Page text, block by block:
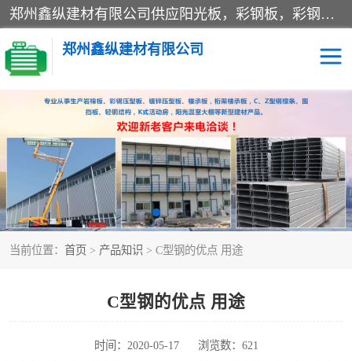
郑州鑫纵建材有限公司供应阳光板，彩钢板，彩钢钢构工程是一家集生产销售租赁安装于一体的企业，主要生产PC采光板，耐力板，仿古琉璃采光板，岩棉板、彩钢压型板、镀锌压型板、桁架楼承板，C、Z型钢檩条、围挡板、轻钢结构，阳光温室大棚等新型建材产品。公司旗下有多台移动式高空压瓦机租赁，承接全国各地业务，专业对外租赁各种型号压瓦机。
郑州鑫纵建材有限公司
当前位置： 首页 > 产品知识 > C型钢的优点 用途
C型钢的优点 用途
时间：2020-05-17 浏览数：621
高空瓦机租赁 ASA合成树脂仿古瓦
CZ型钢 FRP采光板
PC多层板 PC耐力板
建筑围挡 楼层板
压型彩钢板